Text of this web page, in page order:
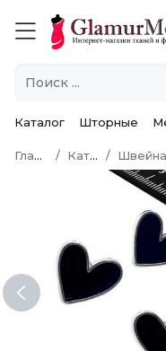
Каталог Шторные
Главная Каталог Швейная
Previous